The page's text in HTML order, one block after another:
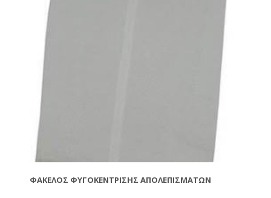
ΦΆΚΕΛΟΣ ΦΥΓΟΚΈΝΤΡΙΣΗΣ ΑΠΟΛΕΠΙΣΜΆΤΩΝ